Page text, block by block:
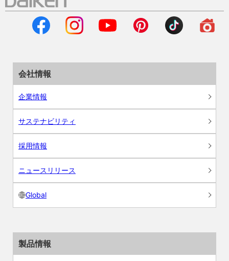
会社情報
企業情報
サステナビリティ
採用情報
ニュースリリース
Global
製品情報